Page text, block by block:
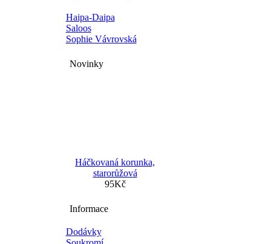
Haipa-Daipa
Saloos
Sophie Vávrovská
Novinky
Háčkovaná korunka,
starorůžová
95Kč
Informace
Dodávky